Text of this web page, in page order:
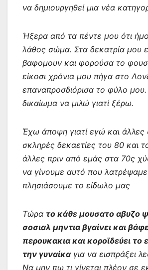
να δημιουργηθεί μια νέα
Ήξερα από τα πέντε μου ότι
λάθος σώμα. Στα δεκατρία μου
βαφομουν και φορούσα το
είκοσι χρόνια μου πήγα στο
επαναπροσδιόρισα το φύλο
δικαίωμα να μιλώ γιατί ξέρω.
Έχω άποψη γιατί εγώ και άλλες
σκληρές δεκαετίες του 80 και
άλλες πριν από εμάς στα 70ς
να γίνουμε αυτό που
πλησιάσουμε το είδωλο μας
Τώρα το κάθε μουσατο αβυζο
σοσιαλ μηντια βγαίνει και
περουκακια και κοροϊδεύει το
την γυναίκαγια να εισπράξει
Να μην πω τι γίνεται πλέον σε